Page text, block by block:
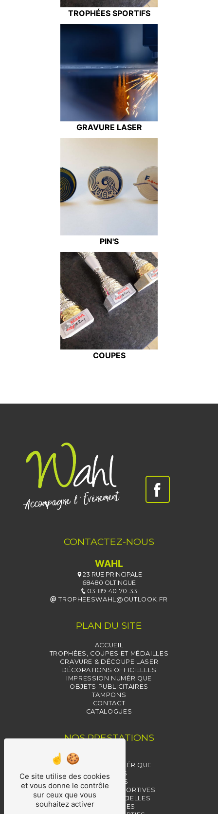
TROPHÉES SPORTIFS
GRAVURE LASER
PIN'S
COUPES
CONTACTEZ-NOUS
WAHL
23 RUE PRINCIPALE
68480 OLTINGUE
03 89 40 70 33
TROPHEESWAHL@OUTLOOK.FR
PLAN DU SITE
ACCUEIL
TROPHÉES, COUPES ET MÉDAILLES
GRAVURE & DÉCOUPE LASER
DÉCORATIONS OFFICIELLES
IMPRESSION NUMÉRIQUE
OBJETS PUBLICITAIRES
TAMPONS
CONTACT
CATALOGUES
NOS PRESTATIONS
IMPRESSION NUMÉRIQUE
TROPHÉES
MÉDAILLES
RÉCOMPENSES SPORTIVES
MÉDAILLES OFFICIELLES
RÉCOMPENSES
Ce site utilise des cookies
et vous donne le contrôle
sur ceux que vous
souhaitez activer